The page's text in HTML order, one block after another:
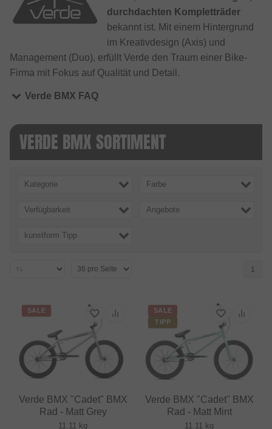
durchdachten Kompletträder
bekannt ist. Mit einem Hintergrund
im Kreativdesign (Axis) und
Management (Duo), erfüllt Verde den Traum einer Bike-
Firma mit Fokus auf Qualität und Detail.
Verde BMX FAQ
VERDE BMX SORTIMENT
Kategorie Farbe
Verfügbarkeit Angebote
kunstform Tipp
1
SALE
Verde BMX "Cadet" BMX
Rad - Matt Grey
11.11 kg
SALE
TIPP
Verde BMX "Cadet" BMX
Rad - Matt Mint
11.11 kg